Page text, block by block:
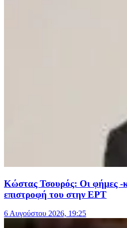
Κώστας Τσουρός: Οι φήμες -
επιστροφή του στην ΕΡΤ
6 Αυγούστου 2026, 19:25